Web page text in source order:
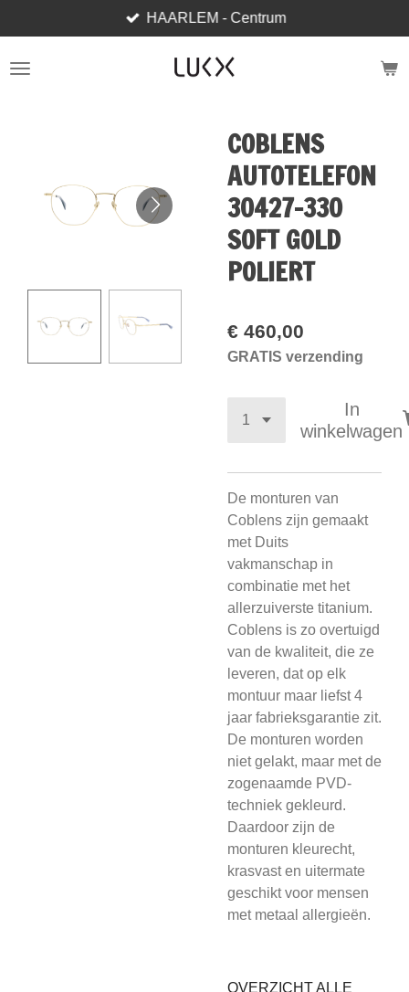
direct
naar
HAARLEM - Centrum
COBLENS
AUTOTELEFON
30427-330
SOFT GOLD
POLIERT
€ 460,00
GRATIS verzending
In
winkelwagen
De monturen van
Coblens zijn gemaakt
met Duits
vakmanschap in
combinatie met het
allerzuiverste titanium.
Coblens is zo overtuigd
van de kwaliteit, die ze
leveren, dat op elk
montuur maar liefst 4
jaar fabrieksgarantie zit.
De monturen worden
niet gelakt, maar met de
zogenaamde PVD-
techniek gekleurd.
Daardoor zijn de
monturen kleurecht,
krasvast en uitermate
geschikt voor mensen
met metaal allergieën.
OVERZICHT ALLE